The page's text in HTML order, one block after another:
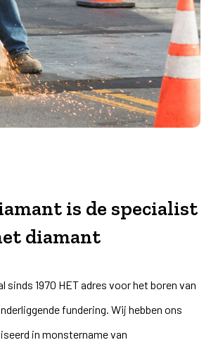
is de specialist
diamant
sinds 1970 HET adres voor het boren van
fundering. Wij hebben ons
in monstername van